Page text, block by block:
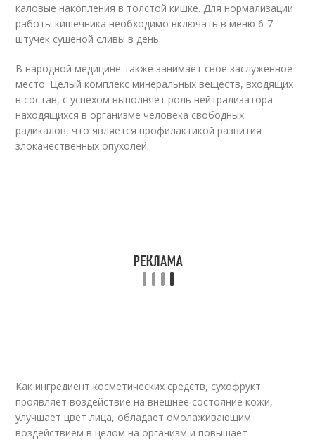
каловые накопления в толстой кишке. Для нормализации
работы кишечника необходимо включать в меню 6-7
штучек сушеной сливы в день.
В народной медицине также занимает свое заслуженное
место. Целый комплекс минеральных веществ, входящих
в состав, с успехом выполняет роль нейтрализатора
находящихся в организме человека свободных
радикалов, что является профилактикой развития
злокачественных опухолей.
Как ингредиент косметических средств, сухофрукт
проявляет воздействие на внешнее состояние кожи,
улучшает цвет лица, обладает омолаживающим
воздействием в целом на организм и повышает